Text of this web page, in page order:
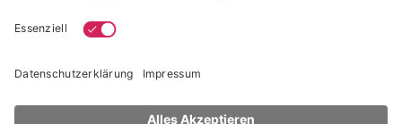
* unverbindliche Preisempfehlung der Verbundgruppe beauty alliance